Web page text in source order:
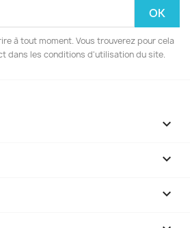
à tout moment. Vous trouverez pour cela
dans les conditions d'utilisation du site.


